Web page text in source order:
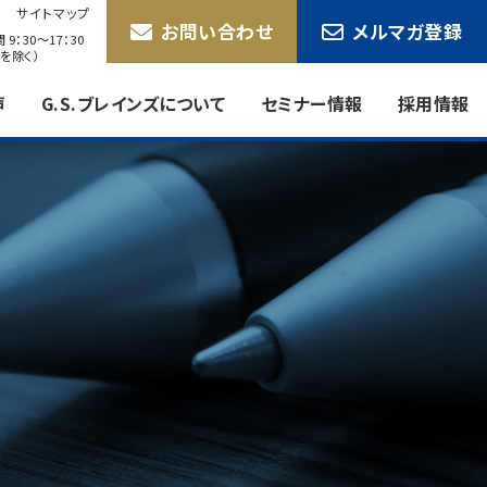
G.S.ブレインズについて セミナー情報 採用情報
サイトマップ
9：30〜17：30
除く）
お問い合わせ メルマガ登録